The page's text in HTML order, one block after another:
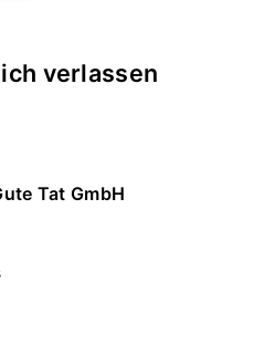
verlassen
Tat GmbH